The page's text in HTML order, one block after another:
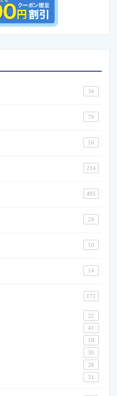
34
79
16
214
405
24
10
14
171
22
41
18
30
28
51